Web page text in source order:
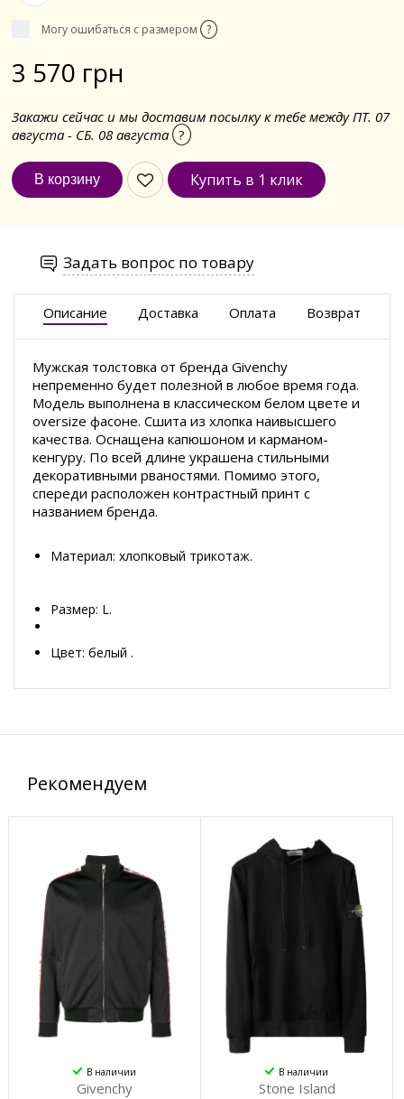
Могу ошибаться с размером ?
3 570 грн
Закажи сейчас и мы доставим посылку к тебе между ПТ. 07
августа - СБ. 08 августа ?
Купить в 1 клик
Задать вопрос по товару
Описание Доставка Оплата Возврат
Мужская толстовка от бренда Givenchy
непременно будет полезной в любое время года.
Модель выполнена в классическом белом цвете и
oversize фасоне. Сшита из хлопка наивысшего
качества. Оснащена капюшоном и карманом-
кенгуру. По всей длине украшена стильными
декоративными рваностями. Помимо этого,
спереди расположен контрастный принт с
названием бренда.
Материал: хлопковый трикотаж.
Размер: L.
Цвет: белый .
Рекомендуем
В наличии
Givenchy
В наличии
Stone Island